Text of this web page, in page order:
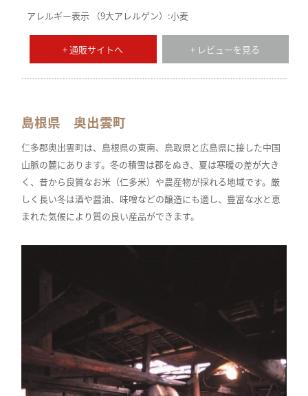
アレルギー表示 （9大アレルゲン）:小麦
+ 通販サイトへ + レビューを見る
島根県 奥出雲町
仁多郡奥出雲町は、島根県の東南、鳥取県と広島県に接した中国
山脈の麓にあります。冬の積雪は郡をぬき、夏は寒暖の差が大き
く、昔から良質なお米（仁多米）や農産物が採れる地域です。厳
しく長い冬は酒や醤油、味噌などの醸造にも適し、豊富な水と恵
まれた気候により質の良い産品ができます。